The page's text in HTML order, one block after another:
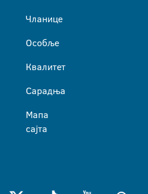
Чланице
Особље
Квалитет
Сарадња
Мапа
сајта